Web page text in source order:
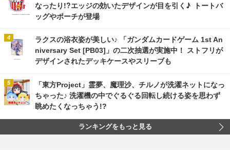
なったり!?エッジの効いたデザインが目を引く♪ トートバ
ッグやポーチが登場
ラクスの浴衣姿が美しい♪ 「ガンダムカードゲーム 1st An
niversary Set [PB03]」の二次抽選が実施中！ ストフリが
デザインされたデッキケースやスリーブも
「東方Project」霊夢、魔理沙、チルノが洗濯ネットになっ
ちゃった♪ 洗濯機の中でぐるぐる回転し続ける姿を思わず
眺めたくなっちゃう!?
ランキングをもっと見る